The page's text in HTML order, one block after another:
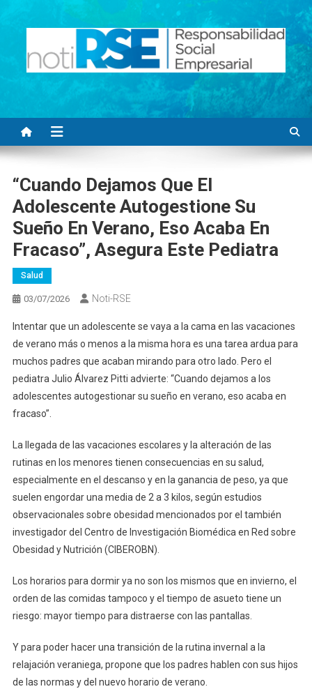
Noti RSE
Noticias con sentido responsable
“Cuando Dejamos Que El
Adolescente Autogestione Su
Sueño En Verano, Eso Acaba En
Fracaso”, Asegura Este Pediatra
Salud
03/07/2026 Noti-RSE
Intentar que un adolescente se vaya a la cama en las vacaciones
de verano más o menos a la misma hora es una tarea ardua para
muchos padres que acaban mirando para otro lado. Pero el
pediatra Julio Álvarez Pitti advierte: “Cuando dejamos a los
adolescentes autogestionar su sueño en verano, eso acaba en
fracaso”.
La llegada de las vacaciones escolares y la alteración de las
rutinas en los menores tienen consecuencias en su salud,
especialmente en el descanso y en la ganancia de peso, ya que
suelen engordar una media de 2 a 3 kilos, según estudios
observacionales sobre obesidad mencionados por el también
investigador del Centro de Investigación Biomédica en Red sobre
Obesidad y Nutrición (CIBEROBN).
Los horarios para dormir ya no son los mismos que en invierno, el
orden de las comidas tampoco y el tiempo de asueto tiene un
riesgo: mayor tiempo para distraerse con las pantallas.
Y para poder hacer una transición de la rutina invernal a la
relajación veraniega, propone que los padres hablen con sus hijos
de las normas y del nuevo horario de verano.